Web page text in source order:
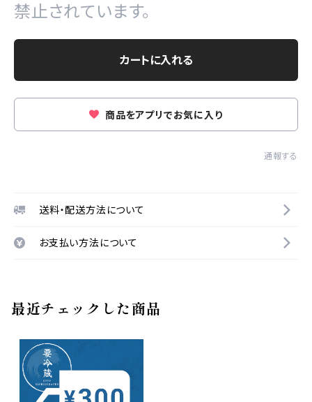
禁止されています。
カートに入れる
商品をアプリでお気に入り
通報する
送料・配送方法について
お支払い方法について
最近チェックした商品